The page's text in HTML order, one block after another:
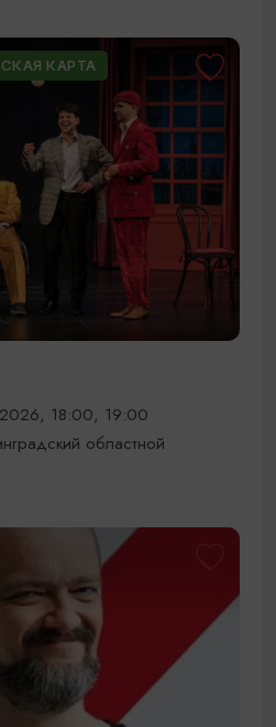
КАРТА
18:00, 19:00
областной